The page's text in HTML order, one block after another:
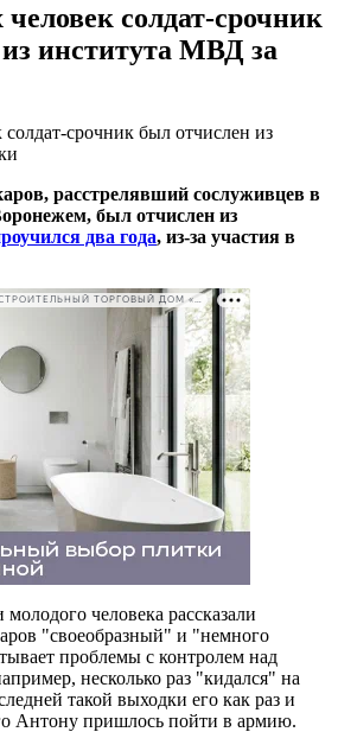
солдат-срочник
института МВД за
срочник был отчислен из
расстрелявший сослуживцев в
был отчислен из
два года, из-за участия в
РЕКЛАМА • ООО СТРОИТЕЛЬНЫЙ ТОРГОВЫЙ ДОМ «ПЕТРОВИЧ». ИНН: 7802348846
человека рассказали
"своеобразный" и "немного
проблемы с контролем над
несколько раз "кидался" на
такой выходки его как раз и
Антону пришлось пойти в армию.